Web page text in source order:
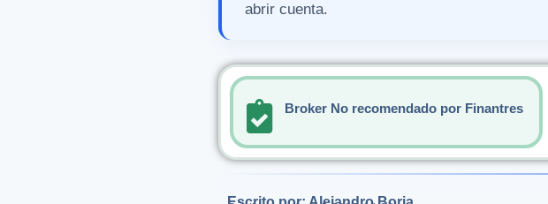
abrir cuenta.
Broker No recomendado por Finantres